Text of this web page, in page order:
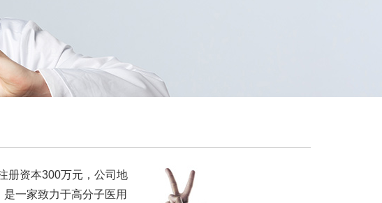
册资本300万元，公司地
一家致力于高分子医用